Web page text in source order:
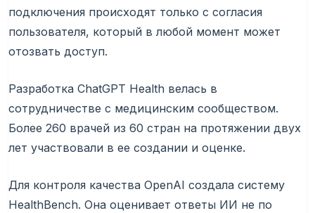
подключения происходят только с согласия
пользователя, который в любой момент может
отозвать доступ.
Разработка ChatGPT Health велась в
сотрудничестве с медицинским сообществом.
Более 260 врачей из 60 стран на протяжении двух
лет участвовали в ее создании и оценке.
Для контроля качества OpenAI создала систему
HealthBench. Она оценивает ответы ИИ не по